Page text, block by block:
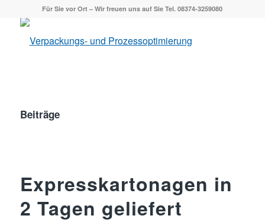
Für Sie vor Ort – Wir freuen uns auf Sie Tel. 08374-3259080
Beiträge
Expresskartonagen in
2 Tagen geliefert